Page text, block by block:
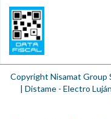
Copyright Nisamat Group
| Distame - Electro